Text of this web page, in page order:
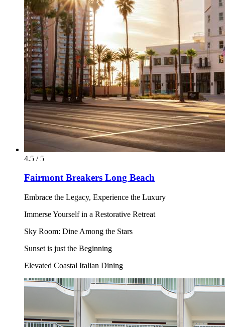
4.5 / 5
Fairmont Breakers Long Beach
Embrace the Legacy, Experience the Luxury
Immerse Yourself in a Restorative Retreat
Sky Room: Dine Among the Stars
Sunset is just the Beginning
Elevated Coastal Italian Dining